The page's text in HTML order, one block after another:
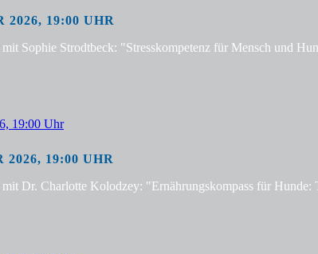
2026, 19:00 UHR
Sophie Strodtbeck: "Stresskompetenz für Mensch und
2026, 19:00 UHR
mit Dr. Charlotte Kolodzey: "Ernährungskompass für